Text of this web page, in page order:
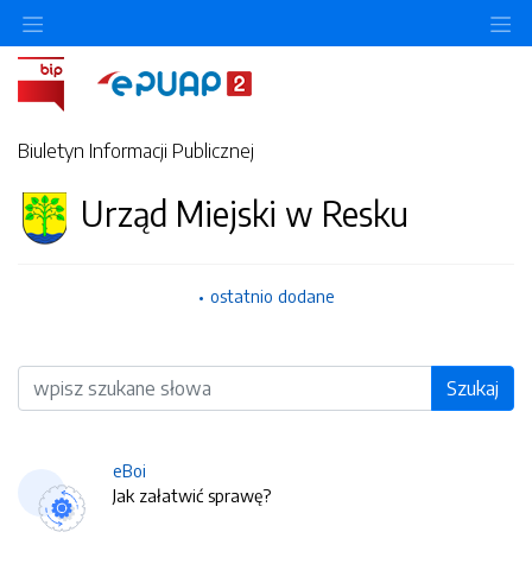
Biuletyn Informacji Publicznej
Urząd Miejski w Resku
ostatnio dodane
Wyszukiwarka Szukaj
eBoi
Jak załatwić sprawę?